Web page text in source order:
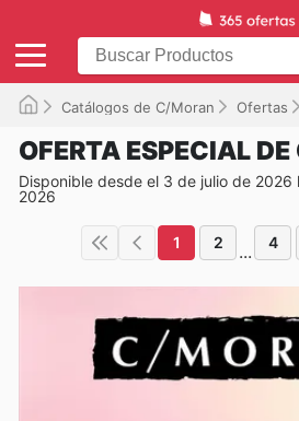
Catálogos de C/Moran Ofertas
OFERTA ESPECIAL
Disponible desde el 3 de julio de 2026
2026
1 2 ... 4